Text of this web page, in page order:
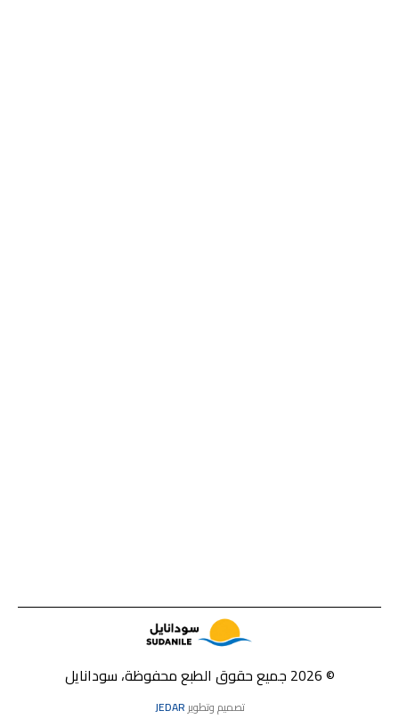
© 2026 جميع حقوق الطبع محفوظة، سودانايل
تصميم وتطويرJEDAR